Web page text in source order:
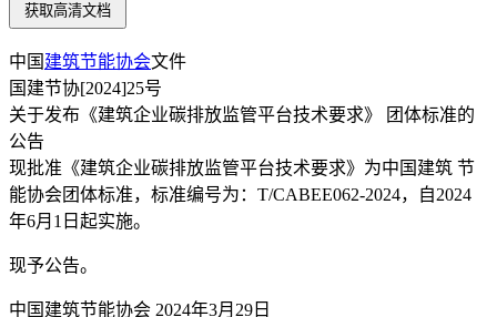
获取高清文档
中国 建筑节能协会文件
国建节协[2024]25号
关于发布《建筑企业碳排放监管平台技术要求》 团体标准的
公告
现批准《建筑企业碳排放监管平台技术要求》为中国建筑 节
能协会团体标准，标准编号为：T/CABEE062-2024，自2024
年6月1日起实施。
现予公告。
中国建筑节能协会 2024年3月29日